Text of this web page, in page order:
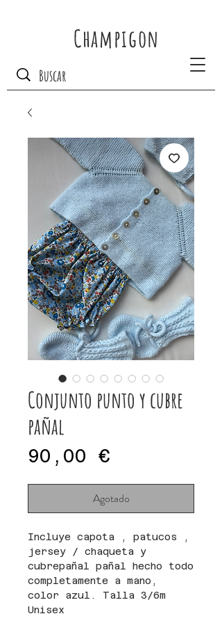
Champigon
Conjunto punto y cubre
pañal
90,00 €
Agotado
Incluye capota , patucos ,
jersey / chaqueta y
cubrepañal pañal hecho todo
completamente a mano,
color azul. Talla 3/6m
Unisex